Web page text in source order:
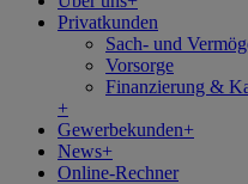
Privatkunden
Sach- und
Vorsorge
Finanzierung &
+
Gewerbekunden+
News+
Online-Rechner